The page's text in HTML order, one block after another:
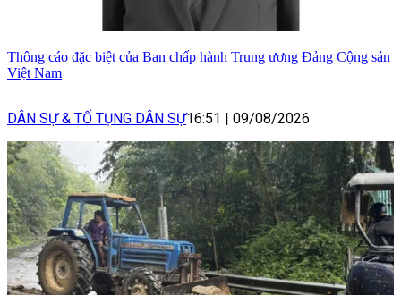
Thông cáo đặc biệt của Ban chấp hành Trung ương Đảng Cộng sản
Việt Nam
DÂN SỰ & TỐ TỤNG DÂN SỰ16:51 09/08/2026